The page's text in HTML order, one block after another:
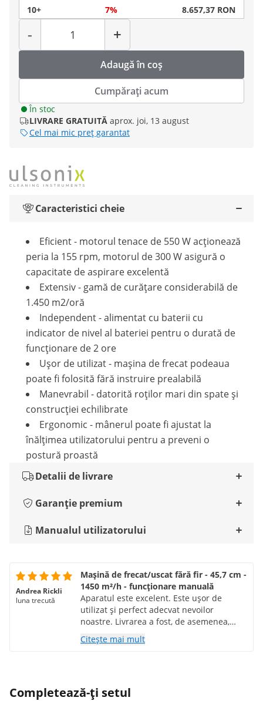
10+
7% 8.657,37 RON
-
Cantitate
+
Adaugă în coș
Cumpărați acum
În stoc
LIVRARE GRATUITĂ aprox. joi, 13 august
Cel mai mic preț garantat
Caracteristici cheie
Eficient - motorul tenace de 550 W acționează
peria la 155 rpm, motorul de 300 W asigură o
capacitate de aspirare excelentă
Extensiv - gamă de curățare considerabilă de
1.450 m2/oră
Independent - alimentat cu baterii cu
indicator de nivel al bateriei pentru o durată de
funcționare de 2 ore
Ușor de utilizat - mașina de frecat podeaua
poate fi folosită fără instruire prealabilă
Manevrabil - datorită roților mari din spate și
construcției echilibrate
Ergonomic - mânerul poate fi ajustat la
înălțimea utilizatorului pentru a preveni o
postură proastă
Detalii de livrare
Garanție premium
Manualul utilizatorului
Andrea Rickli
luna trecută
Mașină de frecat/uscat fără fir - 45,7 cm -
1450 m²/h - funcționare manuală
Aparatul este excelent. Este ușor de
utilizat și perfect adecvat nevoilor
noastre. Livrarea a fost, de asemenea,
rapidă și ușoară. Mulțumesc foarte mult.
Citește mai mult
Completează-ți setul